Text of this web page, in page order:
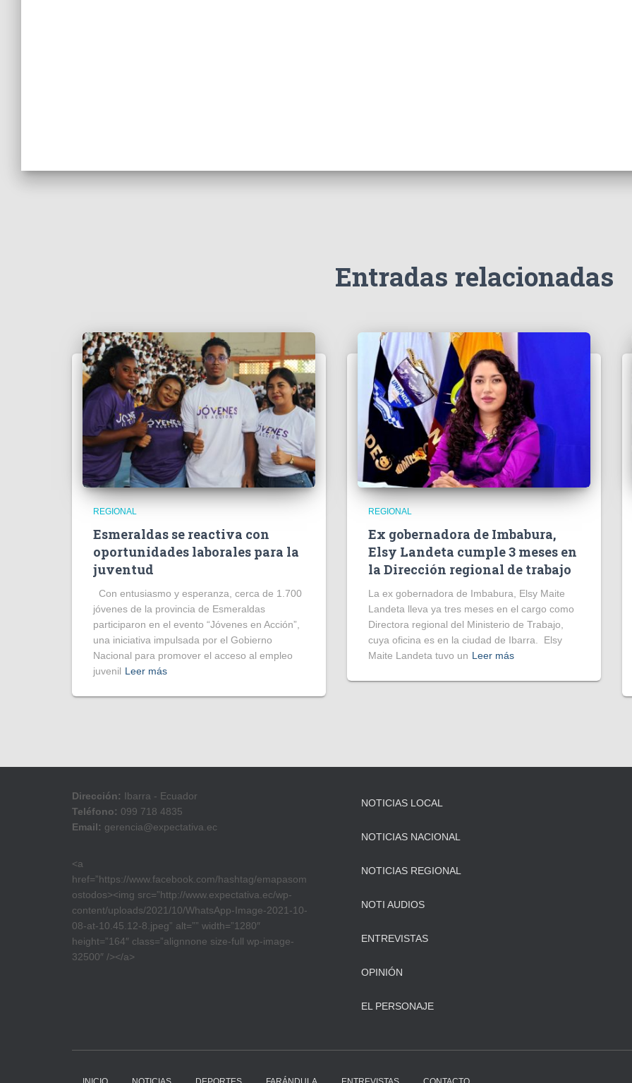
Entradas relacionadas
REGIONAL
Esmeraldas se reactiva con
oportunidades laborales para la
juventud
Con entusiasmo y esperanza, cerca de 1.700
jóvenes de la provincia de Esmeraldas
participaron en el evento “Jóvenes en Acción”,
una iniciativa impulsada por el Gobierno
Nacional para promover el acceso al empleo
juvenil Leer más
REGIONAL
Ex gobernadora de Imbabura,
Elsy Landeta cumple 3 meses en
la Dirección regional de trabajo
La ex gobernadora de Imbabura, Elsy Maite
Landeta lleva ya tres meses en el cargo como
Directora regional del Ministerio de Trabajo,
cuya oficina es en la ciudad de Ibarra. Elsy
Maite Landeta tuvo un Leer más
Dirección: Ibarra - Ecuador
Teléfono: 099 718 4835
Email: gerencia@expectativa.ec
<a
href=”https://www.facebook.com/hashtag/emapasom
ostodos><img src=”http://www.expectativa.ec/wp-
content/uploads/2021/10/WhatsApp-Image-2021-10-
08-at-10.45.12-8.jpeg” alt=”” width=”1280″
height=”164″ class=”alignnone size-full wp-image-
32500″ /></a>
NOTICIAS LOCAL
NOTICIAS NACIONAL
NOTICIAS REGIONAL
NOTI AUDIOS
ENTREVISTAS
OPINIÓN
EL PERSONAJE